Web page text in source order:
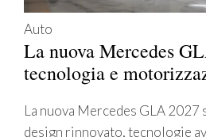
Auto
La nuova Mercedes
tecnologia e
La nuova Mercedes GLA 2027
design rinnovato, tecnologie